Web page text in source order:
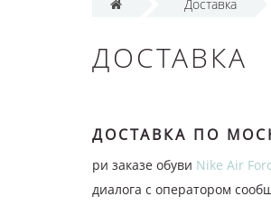
Доставка
ДОСТАВКА
ДОСТАВКА ПО
ри заказе обуви Nike Air
диалога с оператором